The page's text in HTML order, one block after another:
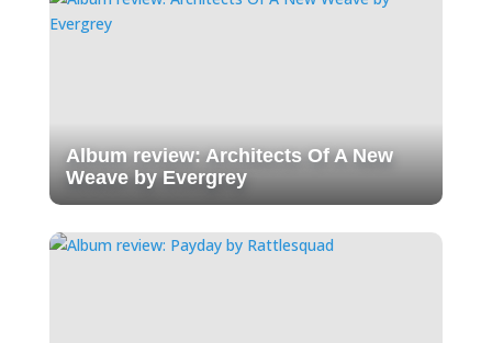
Album review: Architects Of A New
Weave by Evergrey